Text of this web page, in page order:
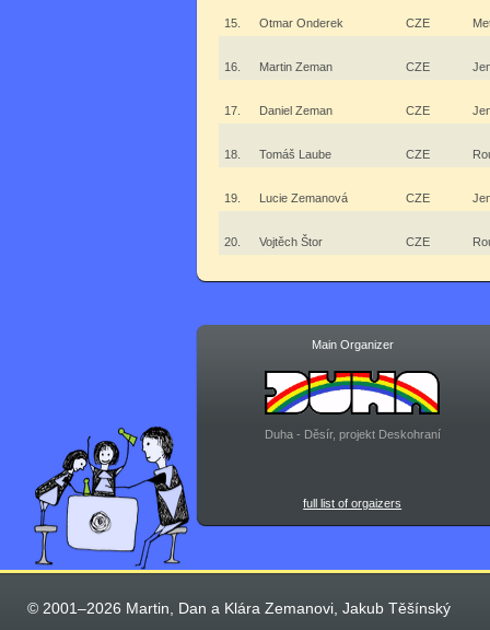
15. Otmar Onderek CZE
16. Martin Zeman CZE
17. Daniel Zeman CZE
18. Tomáš Laube CZE
19. Lucie Zemanová CZE
20. Vojtěch Štor CZE
Main Organizer
Duha - Děsír, projekt Deskohraní
full list of orgaizers
© 2001–2026 Martin, Dan a Klára Zemanovi, Jakub Těšínský